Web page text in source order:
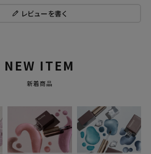
レビューを書く
NEW ITEM
新着商品